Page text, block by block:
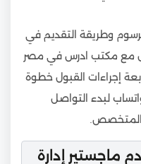
وطريقة التقديم في
مع مكتب ادرس في مصر
إجراءات القبول خطوة
لبدء التواصل
المتخصص.
ماجستير إدارة